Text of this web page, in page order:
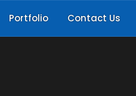
Portfolio Contact Us